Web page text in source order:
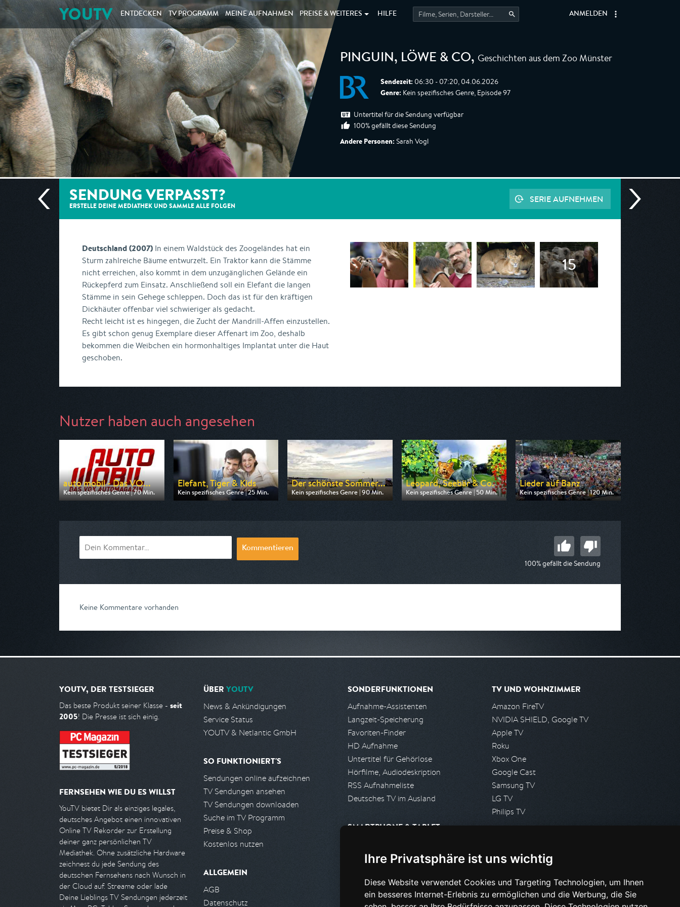
Ihre Privatsphäre ist uns wichtig
Diese Website verwendet Cookies und Targeting Technologien, um Ihnen
ein besseres Internet-Erlebnis zu ermöglichen und die Werbung, die Sie
YOUTV ENTDECKEN TV PROGRAMM MEINEAUFNAHMEN PREISE & WEITERES HILFE ANMELDEN
PINGUIN, LÖWE & CO, Geschichten aus dem Zoo Münster
Sendezeit: 06:30 - 07:20, 04.06.2026
Genre: Kein spezifisches Genre, Episode 97
Untertitel für die Sendung verfügbar
100% gefällt diese Sendung
Andere Personen: Sarah Vogl
SENDUNG VERPASST?
ERSTELLE DEINE MEDIATHEK UND SAMMLE ALLE FOLGEN
SERIE AUFNEHMEN
Deutschland (2007) In einem Waldstück des Zoogeländes hat ein
Sturm zahlreiche Bäume entwurzelt. Ein Traktor kann die Stämme
nicht erreichen, also kommt in dem unzugänglichen Gelände ein
Rückepferd zum Einsatz. Anschließend soll ein Elefant die langen
Stämme in sein Gehege schleppen. Doch das ist für den kräftigen
Dickhäuter offenbar viel schwieriger als gedacht.
Recht leicht ist es hingegen, die Zucht der Mandrill-Affen einzustellen.
Es gibt schon genug Exemplare dieser Affenart im Zoo, deshalb
bekommen die Weibchen ein hormonhaltiges Implantat unter die Haut
geschoben.
Nutzer haben auch angesehen
auto mobil - Das VO...
Kein spezifisches Genre | 70 Min.
Ausgestrahlt von VOX
Elefant, Tiger & Kids
Kein spezifisches Genre | 25 Min.
Ausgestrahlt von ARD
Der schönste Sommer...
Kein spezifisches Genre | 90 Min.
Ausgestrahlt von MDR
Leopard, Seebär & Co.
Kein spezifisches Genre | 50 Min.
Ausgestrahlt von NDR
Lieder auf Banz
Kein spezifisches Genre | 120 Min.
Ausgestrahlt von BR
Kommentieren
100% gefällt die Sendung
Keine Kommentare vorhanden
YOUTV, DER TESTSIEGER
Das beste Produkt seiner Klasse - seit
2005! Die Presse ist sich einig.
FERNSEHEN WIE DU ES WILLST
YouTV bietet Dir als einziges legales,
deutsches Angebot einen innovativen
Online TV Rekorder zur Erstellung
deiner ganz persönlichen TV
Mediathek. Ohne zusätzliche Hardware
zeichnest du jede Sendung des
deutschen Fernsehens nach Wunsch in
der Cloud auf. Streame oder lade
Deine Lieblings TV Sendungen jederzeit
ÜBER YOUTV
News & Ankündigungen
Service Status
YOUTV & Netlantic GmbH
SO FUNKTIONIERT'S
Sendungen online aufzeichnen
TV Sendungen ansehen
TV Sendungen downloaden
Suche im TV Programm
Preise & Shop
Kostenlos nutzen
ALLGEMEIN
AGB
Datenschutz
SONDERFUNKTIONEN
Aufnahme-Assistenten
Langzeit-Speicherung
Favoriten-Finder
HD Aufnahme
Untertitel für Gehörlose
Hörfilme, Audiodeskription
RSS Aufnahmeliste
Deutsches TV im Ausland
SMARTPHONE & TABLET
Android App
PARTNER
Partnerliste
TV UND WOHNZIMMER
Amazon FireTV
NVIDIA SHIELD, Google TV
Apple TV
Roku
Xbox One
Google Cast
Samsung TV
LG TV
Philips TV
Presseanfrage stellen
HILFE & SUPPORT